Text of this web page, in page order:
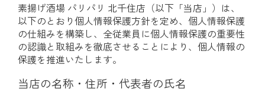
素揚げ酒場 パリパリ 北千住店（以下「当店」）は、
以下のとおり個人情報保護方針を定め、個人情報保護
の仕組みを構築し、全従業員に個人情報保護の重要性
の認識と取組みを徹底させることにより、個人情報の
保護を推進いたします。
当店の名称・住所・代表者の氏名